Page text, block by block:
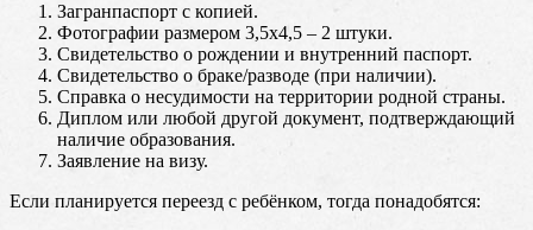
Загранпаспорт с копией.
Фотографии размером 3,5х4,5 – 2 штуки.
Свидетельство о рождении и внутренний паспорт.
Свидетельство о браке/разводе (при наличии).
Справка о несудимости на территории родной страны.
Диплом или любой другой документ, подтверждающий
наличие образования.
Заявление на визу.
Если планируется переезд с ребёнком, тогда понадобятся: